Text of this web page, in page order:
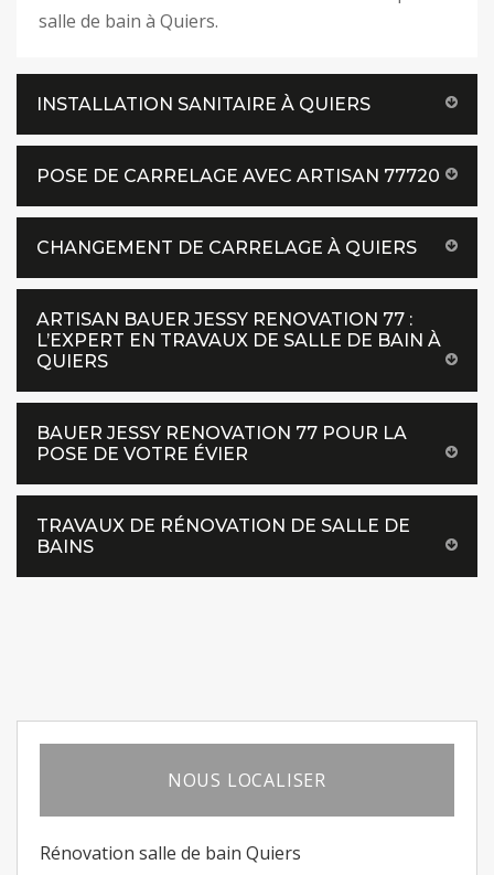
salle de bain à Quiers.
INSTALLATION SANITAIRE À QUIERS
POSE DE CARRELAGE AVEC ARTISAN 77720
CHANGEMENT DE CARRELAGE À QUIERS
ARTISAN BAUER JESSY RENOVATION 77 :
L’EXPERT EN TRAVAUX DE SALLE DE BAIN À
QUIERS
BAUER JESSY RENOVATION 77 POUR LA
POSE DE VOTRE ÉVIER
TRAVAUX DE RÉNOVATION DE SALLE DE
BAINS
NOUS LOCALISER
Rénovation salle de bain Quiers